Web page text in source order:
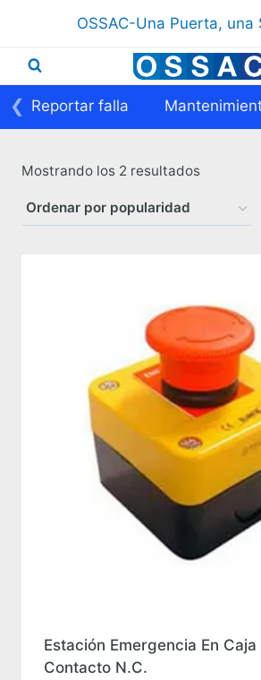
contenido
OSSAC-Una Puerta, una
Reportar falla
❮
Mostrando los 2 resultadosOrdenado
Estación Emergencia En
Contacto N.C.